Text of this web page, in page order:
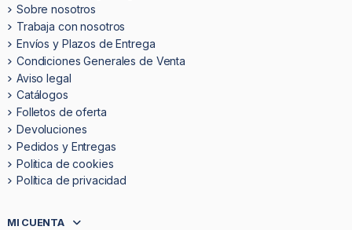
Sobre nosotros
Trabaja con nosotros
Envíos y Plazos de Entrega
Condiciones Generales de Venta
Aviso legal
Catálogos
Folletos de oferta
Devoluciones
Pedidos y Entregas
Politica de cookies
Política de privacidad
MI CUENTA